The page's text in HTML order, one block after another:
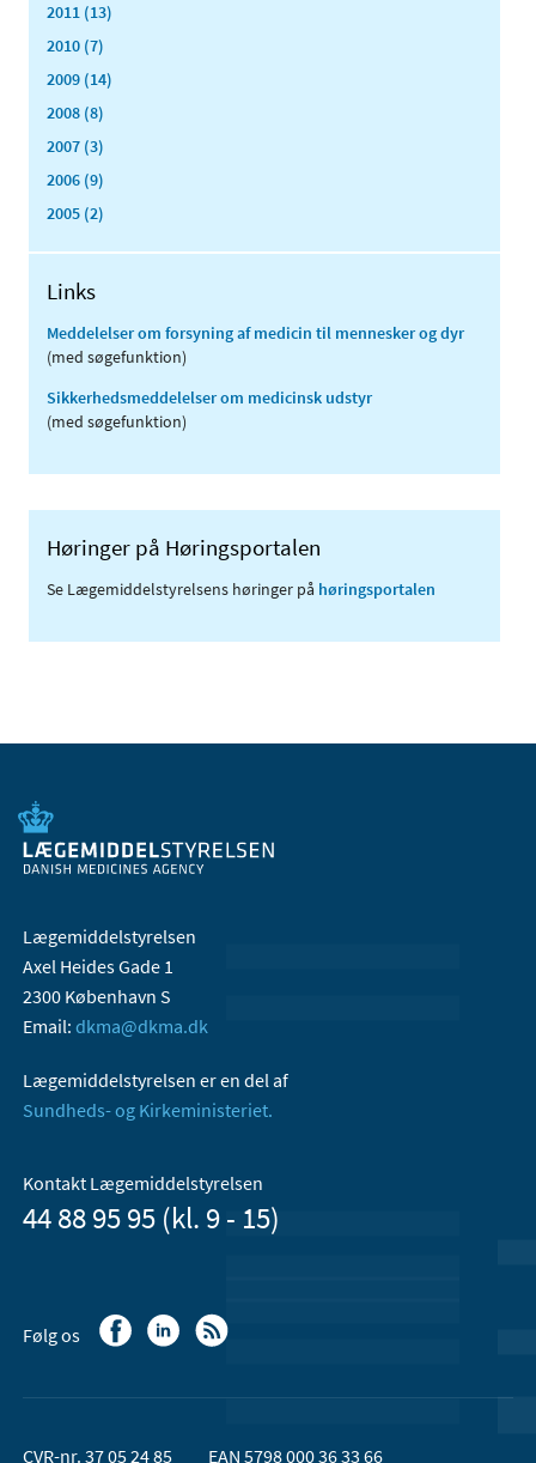
2011 (13)
2010 (7)
2009 (14)
2008 (8)
2007 (3)
2006 (9)
2005 (2)
Links
Meddelelser om forsyning af medicin til mennesker og dyr
(med søgefunktion)
Sikkerhedsmeddelelser om medicinsk udstyr
(med søgefunktion)
Høringer på Høringsportalen
Se Lægemiddelstyrelsens høringer på høringsportalen
Lægemiddelstyrelsen
Axel Heides Gade 1
2300 København S
Email: dkma@dkma.dk
Lægemiddelstyrelsen er en del af
Sundheds- og Kirkeministeriet.
Kontakt Lægemiddelstyrelsen
44 88 95 95 (kl. 9 - 15)
Følg os
CVR-nr. 37 05 24 85 EAN 5798 000 36 33 66